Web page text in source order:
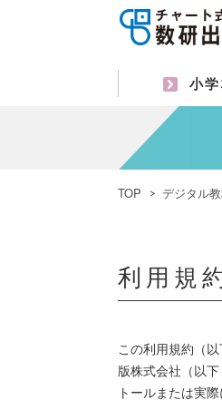
小
TOP デジタル
利用規
この利用規約（
版株式会社（以
トールまたは実